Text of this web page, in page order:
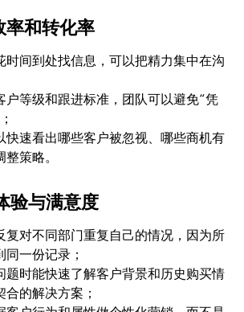
率和转化率
时间到处找信息，可以把精力集中在沟
户等级和跟进标准，团队可以避免“凭
快速看出哪些客户被忽视、哪些商机有
策略。
验与满意度
复对不同部门重复自己的情况，因为所
一份记录；
题时能快速了解客户背景和历史购买情
的解决方案；